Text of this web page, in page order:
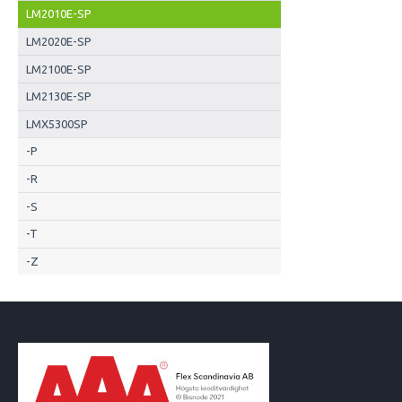
LM2010E-SP
LM2020E-SP
LM2100E-SP
LM2130E-SP
LMX5300SP
-P
-R
-S
-T
-Z